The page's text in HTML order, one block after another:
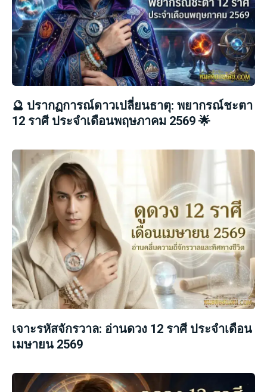
🔮 ปรากฏการณ์ดาวเปลี่ยนธาตุ: พยากรณ์ชะตา
12 ราศี ประจำเดือนพฤษภาคม 2569 🌟
เจาะรหัสจักรวาล: อ่านดวง 12 ราศี ประจำเดือน
เมษายน 2569